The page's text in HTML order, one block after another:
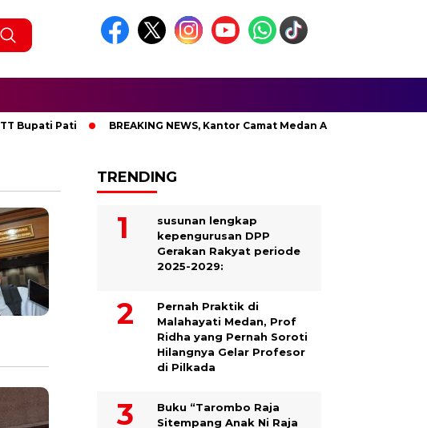
BREAKING NEWS, Kantor Camat Medan Area Dilahap Sijago Merah
TRENDING
susunan lengkap
kepengurusan DPP
Gerakan Rakyat periode
2025-2029:
Pernah Praktik di
Malahayati Medan, Prof
Ridha yang Pernah Soroti
Hilangnya Gelar Profesor
di Pilkada
Buku “Tarombo Raja
Sitempang Anak Ni Raja